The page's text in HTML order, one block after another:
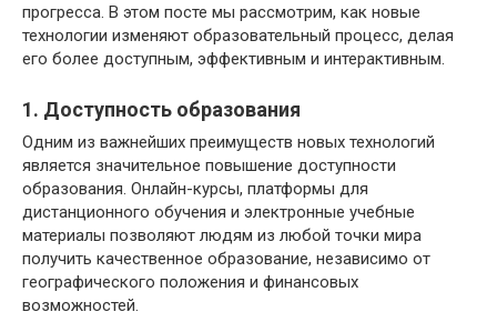
прогресса. В этом посте мы рассмотрим, как новые
технологии изменяют образовательный процесс, делая
его более доступным, эффективным и интерактивным.
1. Доступность образования
Одним из важнейших преимуществ новых технологий
является значительное повышение доступности
образования. Онлайн-курсы, платформы для
дистанционного обучения и электронные учебные
материалы позволяют людям из любой точки мира
получить качественное образование, независимо от
географического положения и финансовых
возможностей.